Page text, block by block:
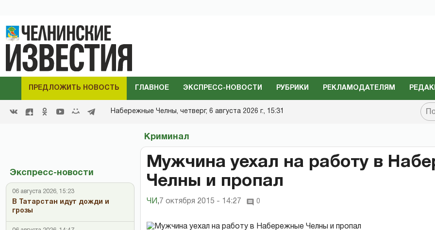
ПРЕДЛОЖИТЬ НОВОСТЬ ГЛАВНОЕ ЭКСПРЕСС-НОВОСТИ РУБРИКИ РЕКЛАМОДАТЕЛЯМ
Набережные Челны, четверг, 6 августа 2026 г., 15:31
Экспресс-новости
06 августа 2026, 15:23
В Татарстан идут дожди и
грозы
Криминал
Мужчина уехал на работу в
Челны и пропал
ЧИ , 7 октября 2015 - 14:27 0